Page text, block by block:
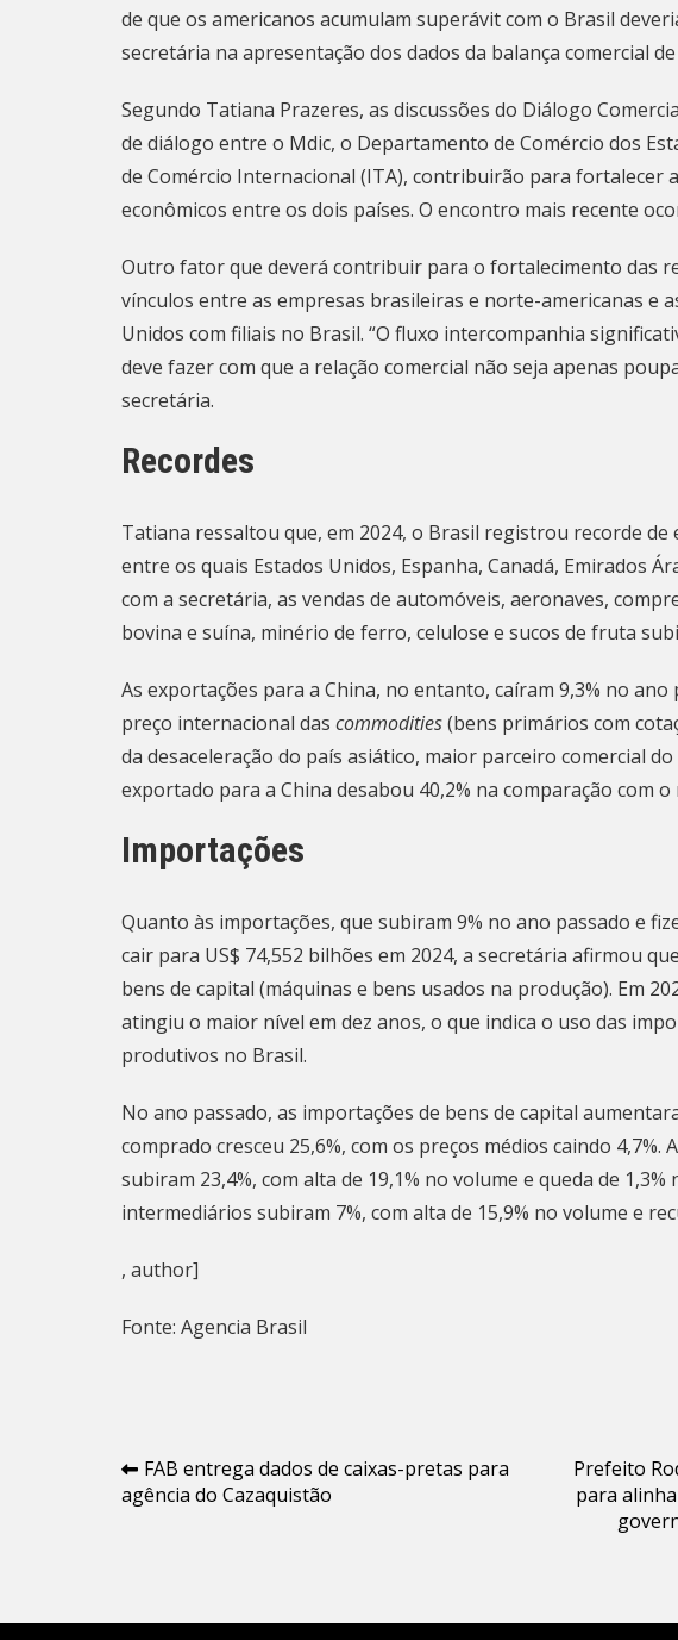
de que os americanos acumulam superávit com o Brasil
secretária na apresentação dos dados da balança comercial
Segundo Tatiana Prazeres, as discussões do Diálogo
de diálogo entre o Mdic, o Departamento de Comércio dos
de Comércio Internacional (ITA), contribuirão para fortalecer
econômicos entre os dois países. O encontro mais recente
Outro fator que deverá contribuir para o fortalecimento das
vínculos entre as empresas brasileiras e norte-americanas e
Unidos com filiais no Brasil. “O fluxo intercompanhia
deve fazer com que a relação comercial não seja apenas
secretária.
Recordes
Tatiana ressaltou que, em 2024, o Brasil registrou recorde de
entre os quais Estados Unidos, Espanha, Canadá, Emirados
com a secretária, as vendas de automóveis, aeronaves,
bovina e suína, minério de ferro, celulose e sucos de fruta
As exportações para a China, no entanto, caíram 9,3% no
preço internacional das commodities(bens primários com
da desaceleração do país asiático, maior parceiro comercial
exportado para a China desabou 40,2% na comparação com o
Importações
Quanto às importações, que subiram 9% no ano passado e
cair para US$ 74,552 bilhões em 2024, a secretária afirmou
bens de capital (máquinas e bens usados na produção). Em
atingiu o maior nível em dez anos, o que indica o uso das
produtivos no Brasil.
No ano passado, as importações de bens de capital
comprado cresceu 25,6%, com os preços médios caindo 4,7%.
subiram 23,4%, com alta de 19,1% no volume e queda de
intermediários subiram 7%, com alta de 15,9% no volume e
, author]
Fonte: Agencia Brasil
Navegação
de
FAB entrega dados de caixas-pretas para
agência do Cazaquistão
Prefeito
para